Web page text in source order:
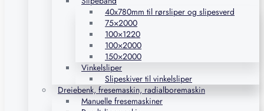
40x780mm til rørsliper og slipesverd
75×2000
100×1220
100×2000
150×2000
Vinkelsliper
Slipeskiver til vinkelsliper
Dreiebenk, fresemaskin, radialboremaskin
Manuelle fresemaskiner